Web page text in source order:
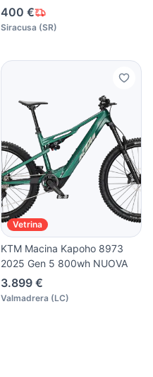
400 €
Siracusa (SR)
Vetrina
KTM Macina Kapoho 8973
2025 Gen 5 800wh NUOVA
3.899 €
Valmadrera (LC)